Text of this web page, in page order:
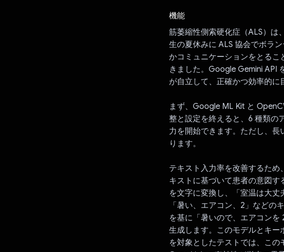
機能
筋萎縮性側索硬化症（ALS）は
生の夏休みに ALS 協会でボラ
かコミュニケーションをとる
きました。Google Gemini API
が自立して、正確かつ効率的に
まず、Google ML Kit と
整と設定を終えると、6 種類の
力を開始できます。ただし、
ります。
テキスト入力率を改善するため
キストに基づいて患者の意図
を文字に変換し、「室温は大
「暑い、エアコン、2」などの
を基に「暑いので、エアコン
生成します。このモデルとキ
を対象としたテストでは、この